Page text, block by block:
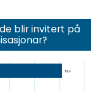
blir invitert på